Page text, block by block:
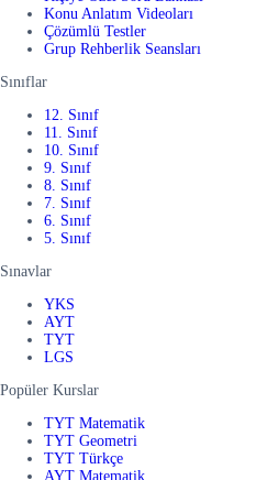
Konu Anlatım Videoları
Çözümlü Testler
Grup Rehberlik Seansları
Sınıflar
12. Sınıf
11. Sınıf
10. Sınıf
9. Sınıf
8. Sınıf
7. Sınıf
6. Sınıf
5. Sınıf
Sınavlar
YKS
AYT
TYT
LGS
Popüler Kurslar
TYT Matematik
TYT Geometri
TYT Türkçe
AYT Matematik